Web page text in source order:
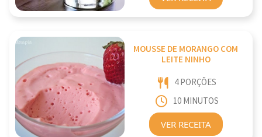
MOUSSE DE MORANGO COM
LEITE NINHO
4 PORÇÕES
10 MINUTOS
VER RECEITA